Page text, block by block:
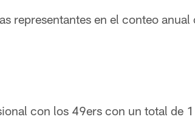
representantes en el conteo
con los 49ers con un total de